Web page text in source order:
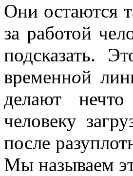
Они остаются
за работой
подсказать.
временной
делают
человеку
после
Мы называем